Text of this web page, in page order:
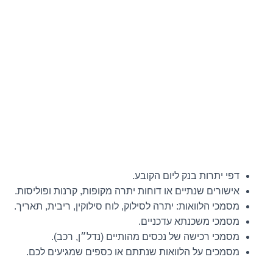
דפי יתרות בנק ליום הקובע.
אישורים שנתיים או דוחות יתרה מקופות, קרנות ופוליסות.
מסמכי הלוואות: יתרה לסילוק, לוח סילוקין, ריבית, תאריך.
מסמכי משכנתא עדכניים.
מסמכי רכישה של נכסים מהותיים (נדל״ן, רכב).
מסמכים על הלוואות שנתתם או כספים שמגיעים לכם.